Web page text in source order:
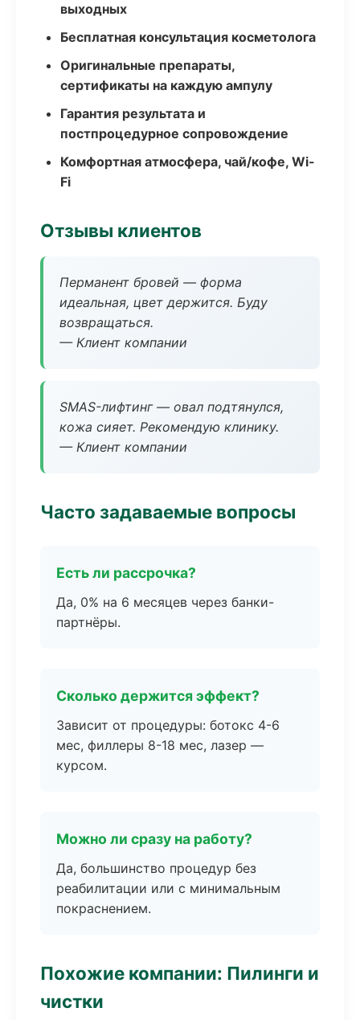
выходных
Бесплатная консультация косметолога
Оригинальные препараты,
сертификаты на каждую ампулу
Гарантия результата и
постпроцедурное сопровождение
Комфортная атмосфера, чай/кофе, Wi-
Fi
Отзывы клиентов
Перманент бровей — форма
идеальная, цвет держится. Буду
возвращаться.
— Клиент компании
SMAS-лифтинг — овал подтянулся,
кожа сияет. Рекомендую клинику.
— Клиент компании
Часто задаваемые вопросы
Есть ли рассрочка?
Да, 0% на 6 месяцев через банки-
партнёры.
Сколько держится эффект?
Зависит от процедуры: ботокс 4-6
мес, филлеры 8-18 мес, лазер —
курсом.
Можно ли сразу на работу?
Да, большинство процедур без
реабилитации или с минимальным
покраснением.
Похожие компании: Пилинги и
чистки